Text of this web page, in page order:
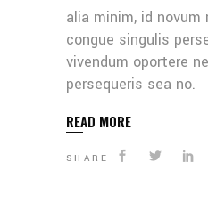
alia minim, id
congue singulis
vivendum oportere
persequeris sea no.
READ MORE
SHARE